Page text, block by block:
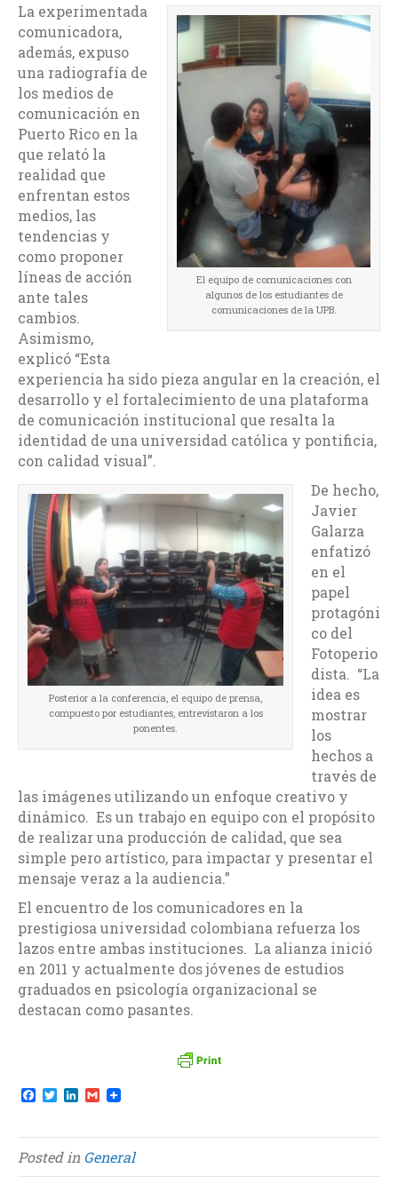
El equipo de comunicaciones con
algunos de los estudiantes de
comunicaciones de la UPB.
La experimentada
comunicadora,
además, expuso
una radiografía de
los medios de
comunicación en
Puerto Rico en la
que relató la
realidad que
enfrentan estos
medios, las
tendencias y
como proponer
líneas de acción
ante tales
cambios.
Asimismo,
explicó “Esta
experiencia ha sido pieza angular en la creación, el
desarrollo y el fortalecimiento de una plataforma
de comunicación institucional que resalta la
identidad de una universidad católica y pontificia,
con calidad visual”.
Posterior a la conferencia, el equipo de prensa,
compuesto por estudiantes, entrevistaron a los
ponentes.
De hecho,
Javier
Galarza
enfatizó
en el
papel
protagóni
co del
Fotoperio
dista. “La
idea es
mostrar
los
hechos a
través de
las imágenes utilizando un enfoque creativo y
dinámico. Es un trabajo en equipo con el propósito
de realizar una producción de calidad, que sea
simple pero artístico, para impactar y presentar el
mensaje veraz a la audiencia.”
El encuentro de los comunicadores en la
prestigiosa universidad colombiana refuerza los
lazos entre ambas instituciones. La alianza inició
en 2011 y actualmente dos jóvenes de estudios
graduados en psicología organizacional se
destacan como pasantes.
F
e
b
o
o
T
t
t
e
r
L
k
e
d
I
G
i
l
Posted inGeneral